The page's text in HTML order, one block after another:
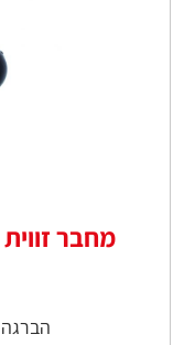
הברגה 1/4" מחבר זווית